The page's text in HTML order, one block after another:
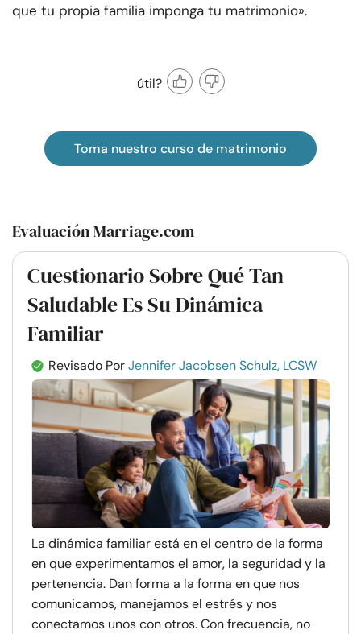
que tu propia familia imponga tu matrimonio».
útil?
Toma nuestro curso de matrimonio
Evaluación Marriage.com
Cuestionario Sobre Qué Tan
Saludable Es Su Dinámica
Familiar
Revisado PorJennifer Jacobsen Schulz, LCSW
La dinámica familiar está en el centro de la forma
en que experimentamos el amor, la seguridad y la
pertenencia. Dan forma a la forma en que nos
comunicamos, manejamos el estrés y nos
conectamos unos con otros. Con frecuencia, no